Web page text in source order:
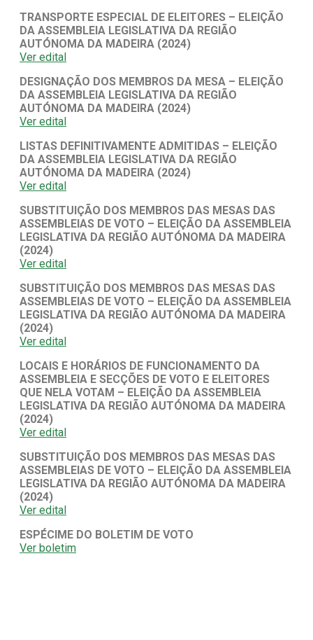
TRANSPORTE ESPECIAL DE ELEITORES – ELEIÇÃO
DA ASSEMBLEIA LEGISLATIVA DA REGIÃO
AUTÓNOMA DA MADEIRA (2024)
Ver edital
DESIGNAÇÃO DOS MEMBROS DA MESA – ELEIÇÃO
DA ASSEMBLEIA LEGISLATIVA DA REGIÃO
AUTÓNOMA DA MADEIRA (2024)
Ver edital
LISTAS DEFINITIVAMENTE ADMITIDAS – ELEIÇÃO
DA ASSEMBLEIA LEGISLATIVA DA REGIÃO
AUTÓNOMA DA MADEIRA (2024)
Ver edital
SUBSTITUIÇÃO DOS MEMBROS DAS MESAS DAS
ASSEMBLEIAS DE VOTO – ELEIÇÃO DA ASSEMBLEIA
LEGISLATIVA DA REGIÃO AUTÓNOMA DA MADEIRA
(2024)
Ver edital
SUBSTITUIÇÃO DOS MEMBROS DAS MESAS DAS
ASSEMBLEIAS DE VOTO – ELEIÇÃO DA ASSEMBLEIA
LEGISLATIVA DA REGIÃO AUTÓNOMA DA MADEIRA
(2024)
Ver edital
LOCAIS E HORÁRIOS DE FUNCIONAMENTO DA
ASSEMBLEIA E SECÇÕES DE VOTO E ELEITORES
QUE NELA VOTAM – ELEIÇÃO DA ASSEMBLEIA
LEGISLATIVA DA REGIÃO AUTÓNOMA DA MADEIRA
(2024)
Ver edital
SUBSTITUIÇÃO DOS MEMBROS DAS MESAS DAS
ASSEMBLEIAS DE VOTO – ELEIÇÃO DA ASSEMBLEIA
LEGISLATIVA DA REGIÃO AUTÓNOMA DA MADEIRA
(2024)
Ver edital
ESPÉCIME DO BOLETIM DE VOTO
Ver boletim